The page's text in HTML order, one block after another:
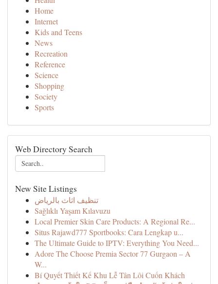
Home
Internet
Kids and Teens
News
Recreation
Reference
Science
Shopping
Society
Sports
Web Directory Search
New Site Listings
تنظيف اثاث بالرياض
Sağlıklı Yaşam Kılavuzu
Local Premier Skin Care Products: A Regional Re...
Situs Rajawd777 Sportbooks: Cara Lengkap u...
The Ultimate Guide to IPTV: Everything You Need...
Adore The Choose Premia Sector 77 Gurgaon – A
W...
Bí Quyết Thiết Kế Khu Lễ Tân Lôi Cuốn Khách